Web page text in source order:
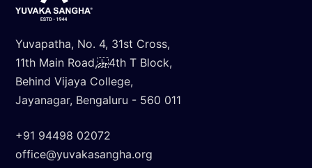
Yuvapatha, No. 4, 31st Cross,
11th Main Road, 4th T Block,
Behind Vijaya College,
Jayanagar, Bengaluru - 560 011
+91 94498 02072
office@yuvakasangha.org